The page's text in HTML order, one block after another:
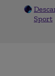
Sport